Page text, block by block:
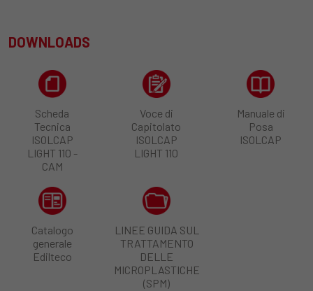
DOWNLOADS
Scheda
Tecnica
ISOLCAP
LIGHT 110 -
CAM
Voce di
Capitolato
ISOLCAP
LIGHT 110
Manuale di
Posa
ISOLCAP
Catalogo
generale
Edilteco
LINEE GUIDA SUL
TRATTAMENTO
DELLE
MICROPLASTICHE
(SPM)